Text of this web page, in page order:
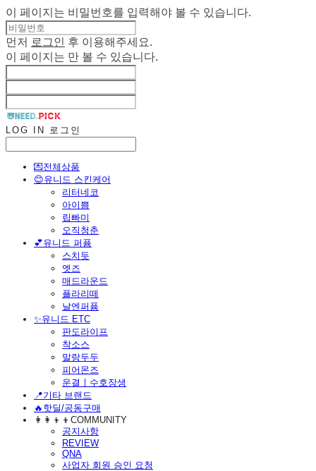
이 페이지는 비밀번호를 입력해야 볼 수 있습니다.
먼저 로그인
후 이용해주세요.
이 페이지는 만 볼 수 있습니다.
LOG IN 로그인
💌전체상품
😊유니드 스킨케어
리터네코
아이쁨
립빠미
오직청춘
💕유니드 퍼퓸
스치듯
엣즈
매드라운드
플라리떼
날엔퍼퓸
​✨유니드 ETC
판도라이프
착소스
말랑두두
피어몬즈
운결ㅣ수호장생
📍기타 브랜드
🔥핫딜/공동구매
👩‍👩‍👦‍👦COMMUNITY
공지사항
REVIEW
QNA
사업자 회원 승인 요청